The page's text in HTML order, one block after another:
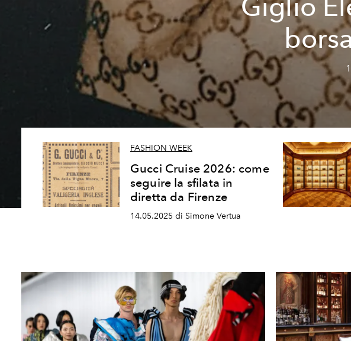
Giglio
FASHION WEEK
Gucci Cruise 2026: come
seguire la sfilata in
diretta da Firenze
14.05.2025 di Simone Vertua